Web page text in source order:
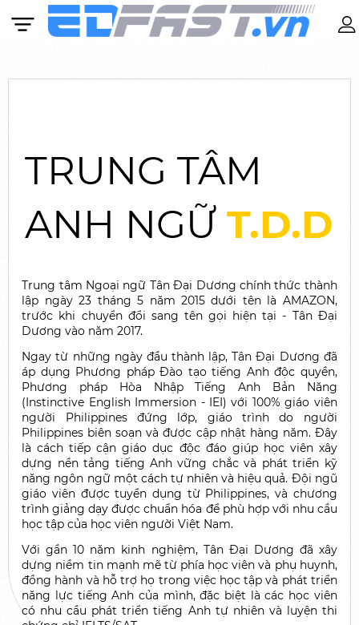
Khóa học
BASIC IELTS 11 – 16 TUỔI
Anh văn Mẫu giáo: Từ 4 – 6 tuổi
Tiếng Anh Cambridge: Từ 7 – 10 tuổi
IELTS: Lộ trình được cá nhân hóa theo từng
học viên
Man-to-Man: Kèm 1 Thầy - 1 Trò
Các kỳ thi
Thi thử Mock Test
Thi thực hành Practice Test
Thi chính thức
Du học
Trại hè tiếng Anh Philippines
Du học tiếng Anh Philippines
TRUNG TÂM
ANH NGỮT.D.D
Trung tâm Ngoại ngữ Tân Đại Dương chính thức thành
lập ngày 23 tháng 5 năm 2015 dưới tên là AMAZON,
trước khi chuyển đổi sang tên gọi hiện tại - Tân Đại
Dương vào năm 2017.
Ngay từ những ngày đầu thành lập, Tân Đại Dương đã
áp dụng Phương pháp Đào tạo tiếng Anh độc quyền,
Phương pháp Hòa Nhập Tiếng Anh Bản Năng
(Instinctive English Immersion - IEI) với 100% giáo viên
người Philippines đứng lớp, giáo trình do người
Philippines biên soạn và được cập nhật hàng năm. Đây
là cách tiếp cận giáo dục độc đáo giúp học viên xây
dựng nền tảng tiếng Anh vững chắc và phát triển kỹ
năng ngôn ngữ một cách tự nhiên và hiệu quả. Đội ngũ
giáo viên được tuyển dụng từ Philippines, và chương
trình giảng dạy được chuẩn hóa để phù hợp với nhu cầu
học tập của học viên người Việt Nam.
Với gần 10 năm kinh nghiệm, Tân Đại Dương đã xây
dựng niềm tin mạnh mẽ từ phía học viên và phụ huynh,
đồng hành và hỗ trợ họ trong việc học tập và phát triển
năng lực tiếng Anh của mình, đặc biệt là các học viên
có nhu cầu phát triển tiếng Anh tự nhiên và luyện thi